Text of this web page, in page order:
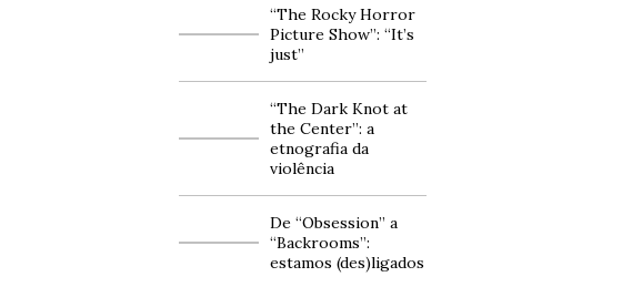
“The Rocky Horror
Picture Show”: “It’s
just”
“The Dark Knot at
the Center”: a
etnografia da
violência
De “Obsession” a
“Backrooms”:
estamos (des)ligados